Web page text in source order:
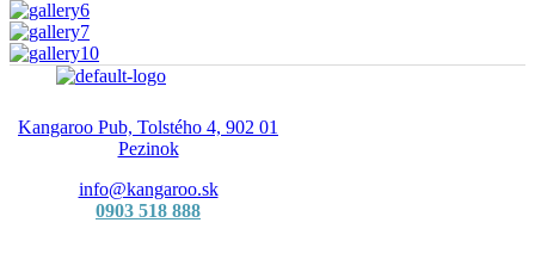
Kangaroo Pub, Tolstého 4, 902 01
Pezinok
info@kangaroo.sk
0903 518 888